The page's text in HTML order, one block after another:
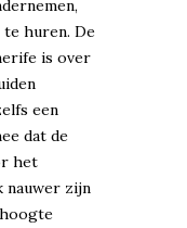
huren. De
is over
een
dat de
het
nauwer zijn